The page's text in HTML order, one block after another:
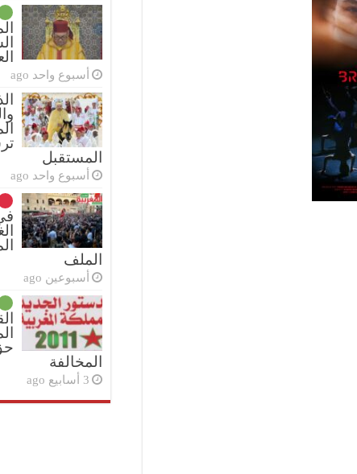
أسبوع واحد ago
المستقبل
أسبوع واحد ago
الملف
أسبوعين ago
المخالفة
3 أسابيع ago